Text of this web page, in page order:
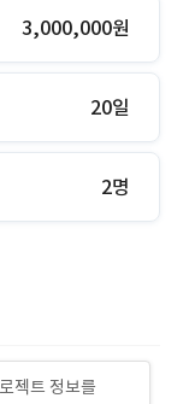
3,000,000원
20일
2명
젝트 정보를